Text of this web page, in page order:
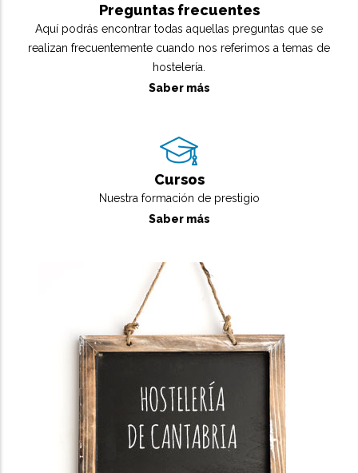
Preguntas frecuentes
Aquí podrás encontrar todas aquellas preguntas que se
realizan frecuentemente cuando nos referimos a temas de
hostelería.
Saber más
Cursos
Nuestra formación de prestigio
Saber más